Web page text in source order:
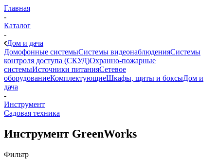
Главная
-
Каталог
-
Дом и дача
Домофонные системыСистемы видеонаблюденияСистемы
контроля доступа (СКУД)Охранно-пожарные
системыИсточники питанияСетевое
оборудованиеКомплектующиеШкафы, щиты и боксыДом и
дача
-
Инструмент
Садовая техника
Инструмент GreenWorks
Фильтр